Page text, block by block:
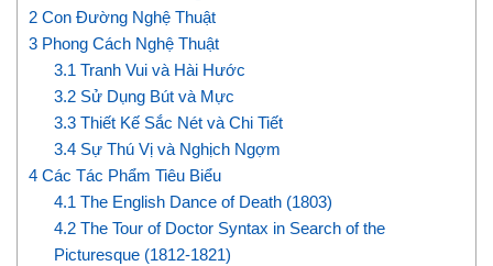
2 Con Đường Nghệ Thuật
3 Phong Cách Nghệ Thuật
3.1 Tranh Vui và Hài Hước
3.2 Sử Dụng Bút và Mực
3.3 Thiết Kế Sắc Nét và Chi Tiết
3.4 Sự Thú Vị và Nghịch Ngợm
4 Các Tác Phẩm Tiêu Biểu
4.1 The English Dance of Death (1803)
4.2 The Tour of Doctor Syntax in Search of the
Picturesque (1812-1821)